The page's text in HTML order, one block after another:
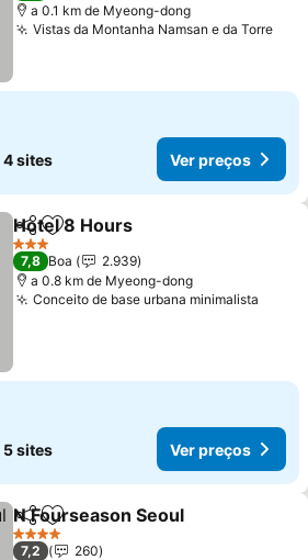
a 0.1 km de Myeong-dong
Vistas da Montanha Namsan e da Torre
4 sites Ver preços
PartilharAdicionar aos favoritos
Hotel 8 Hours
3 Estrelas
7,8 Boa
2.939
a 0.8 km de Myeong-dong
Conceito de base urbana minimalista
5 sites Ver preços
PartilharAdicionar aos favoritos
N Fourseason Seoul
4 Estrelas
7,2
260